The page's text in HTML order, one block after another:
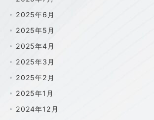
2025年6月
2025年5月
2025年4月
2025年3月
2025年2月
2025年1月
2024年12月